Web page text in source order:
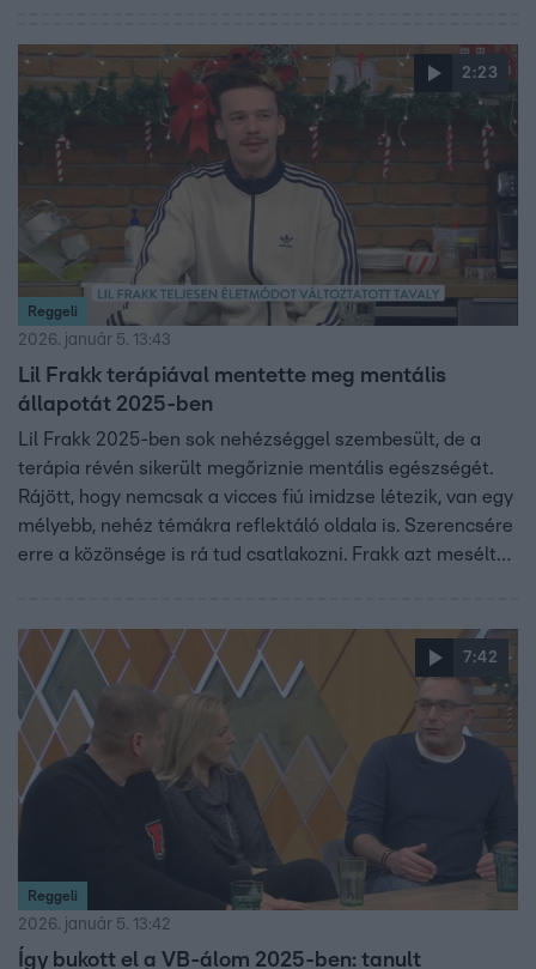
A beszélgetés során szóba került a határhúzás kérdése
is, és a nézői kommentek is reflektorfénybe kerültek.
Észrevenni vagy elkerülni a nehéz dolgokat – ez volt a
vita központi kérdése.
2:23
Reggeli
2026. január 5. 13:43
Lil Frakk terápiával mentette meg mentális
állapotát 2025-ben
Lil Frakk 2025-ben sok nehézséggel szembesült, de a
terápia révén sikerült megőriznie mentális egészségét.
Rájött, hogy nemcsak a vicces fiú imidzse létezik, van egy
mélyebb, nehéz témákra reflektáló oldala is. Szerencsére
erre a közönsége is rá tud csatlakozni. Frakk azt mesélte
7:42
Reggeli
2026. január 5. 13:42
Így bukott el a VB-álom 2025-ben: tanult